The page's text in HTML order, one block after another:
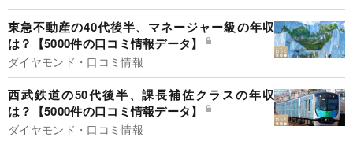
東急不動産の40代後半、マネージャー級の年収
は？【5000件の口コミ情報データ】
ダイヤモンド・口コミ情報
西武鉄道の50代後半、課長補佐クラスの年収
は？【5000件の口コミ情報データ】
ダイヤモンド・口コミ情報